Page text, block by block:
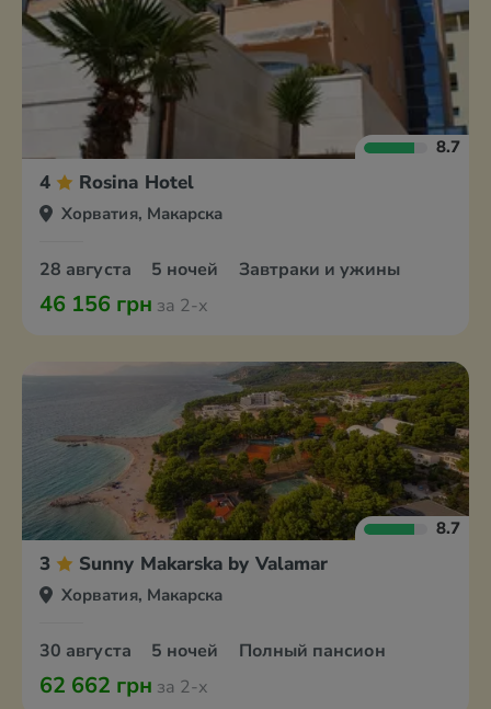
8.7
4 Rosina Hotel
Хорватия, Макарска
28 августа 5 ночей Завтраки и ужины
46 156 грн за 2-х
8.7
3 Sunny Makarska by Valamar
Хорватия, Макарска
30 августа 5 ночей Полный пансион
62 662 грн за 2-х